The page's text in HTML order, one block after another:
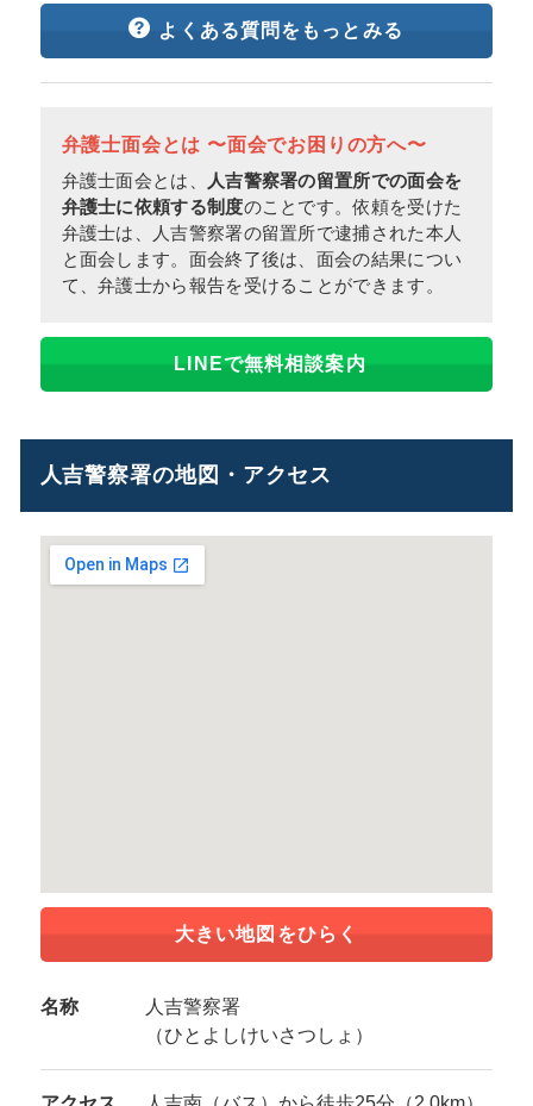
よくある質問をもっとみる
弁護士面会とは 〜面会でお困りの方へ〜
弁護士面会とは、
人吉警察署の留置所での面会を
弁護士に依頼する制度のことです。依頼を受けた
弁護士は、人吉警察署の留置所で逮捕された本人
と面会します。面会終了後は、面会の結果につい
て、弁護士から報告を受けることができます。
LINEで無料相談案内
人吉警察署の地図・アクセス
大きい地図をひらく
名称
人吉警察署
（ひとよしけいさつしょ）